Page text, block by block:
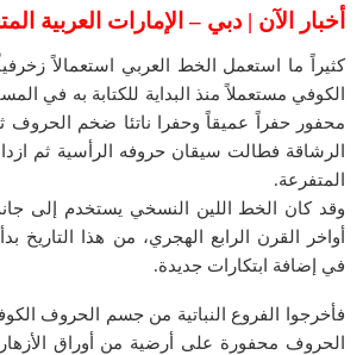
أخبار الآن | دبي – الإمارات العربية
كثيراً ما استعمل الخط العربي استعمالاً
الكوفي مستعملاً منذ البداية للكتابة به في
محفور حفراً عميقاً وحفرا ناتئا ضخم الحروف
الرشاقة فطالت سيقان حروفه الرأسية ثم
المتفرعة.
وقد كان الخط اللين النسخي يستخدم إلى
أواخر القرن الرابع الهجري، من هذا التاريخ
في إضافة ابتكارات جديدة.
فأخرجوا الفروع النباتية من جسم الحروف
الحروف محفورة على أرضية من أوراق